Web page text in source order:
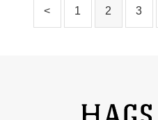
< 1 2 3